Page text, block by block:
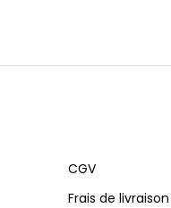
CGV
Frais de livraison